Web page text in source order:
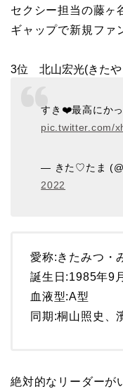
セクシー担当の藤ヶ
ギャップで新規ファ
3位 北山宏光(きたや
すき❤️最高にか
pic.twitter.com/
— きた♡たま
2022
愛称:きたみつ・
誕生日:1985年9
血液型:A型
同期:桐山照史、
絶対的なリーダーが